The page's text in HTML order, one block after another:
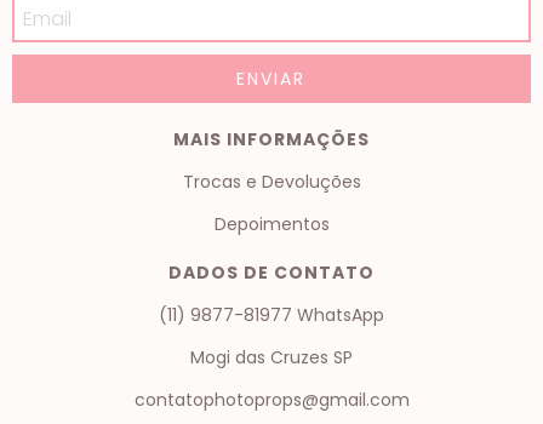
MAIS INFORMAÇÕES
Trocas e Devoluções
Depoimentos
DADOS DE CONTATO
(11) 9877-81977 WhatsApp
Mogi das Cruzes SP
contatophotoprops@gmail.com